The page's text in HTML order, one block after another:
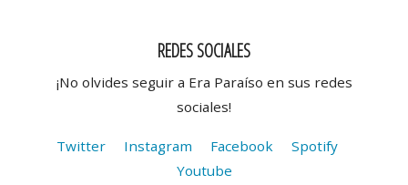
REDES SOCIALES
¡No olvides seguir a Era Paraíso en sus redes
sociales!
Twitter Instagram Facebook
Spotify
Youtube